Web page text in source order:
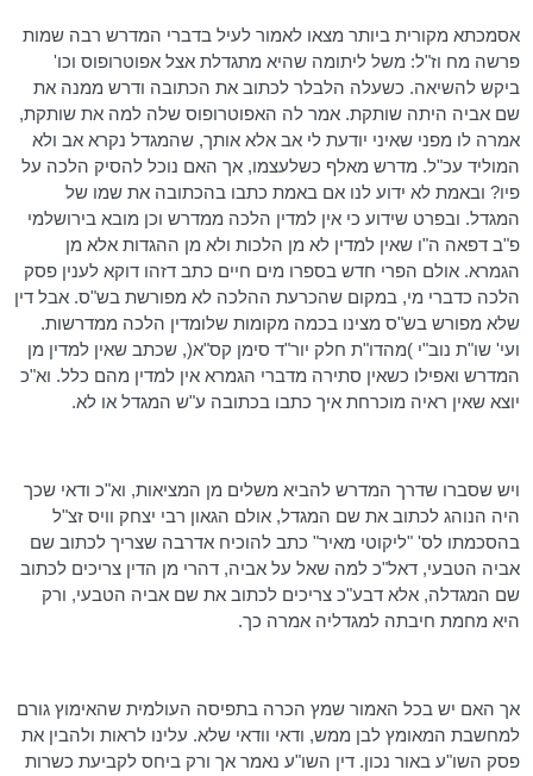
אסמכתא מקורית ביותר מצאו לאמור לעיל בדברי המדרש רבה שמות
פרשה מח וז"ל: משל ליתומה שהיא מתגדלת אצל אפוטרופוס וכו'
ביקש להשיאה. כשעלה הלבלר לכתוב את הכתובה ודרש ממנה את
שם אביה היתה שותקת. אמר לה האפוטרופוס שלה למה את שותקת,
אמרה לו מפני שאיני יודעת לי אב אלא אותך, שהמגדל נקרא אב ולא
המוליד עכ"ל. מדרש מאלף כשלעצמו, אך האם נוכל להסיק הלכה על
פיו? ובאמת לא ידוע לנו אם באמת כתבו בהכתובה את שמו של
המגדל. ובפרט שידוע כי אין למדין הלכה ממדרש וכן מובא בירושלמי
פ"בדפאה ה"ו שאין למדין לא מן הלכות ולא מן ההגדות אלא מן
הגמרא. אולם הפרי חדש בספרו מים חיים כתבדזהו דוקא לענין פסק
הלכה כדברי מי, במקום שהכרעת ההלכה לא מפורשת בש"ס. אבל דין
שלא מפורש בש"ס מצינו בכמה מקומותשלומדין הלכה ממדרשות.
ועי' שו"ת נוב"י )מהדו"ת חלק יור"ד סימן קס"א(, שכתב שאין למדין מן
המדרש ואפילו כשאין סתירה מדברי הגמרא אין למדין מהם כלל. וא"כ
יוצא שאין ראיה מוכרחת איך כתבו בכתובה ע"ש המגדל או לא.
ויש שסברו שדרך המדרש להביא משלים מן המציאות, וא"כ ודאי שכך
היה הנוהג לכתוב את שם המגדל, אולם הגאון רבי יצחק וויס זצ"ל
בהסכמתו לס' "ליקוטי מאיר" כתב להוכיח אדרבה שצריך לכתוב שם
אביה הטבעי,דאל"כ למה שאל על אביה, דהרי מן הדין צריכים לכתוב
שם המגדלה, אלאדבע"כ צריכים לכתוב את שם אביה הטבעי, ורק
היא מחמת חיבתה למגדליה אמרה כך.
אך האם יש בכל האמור שמץ הכרה בתפיסה העולמית שהאימוץ גורם
למחשבת המאומץ לבן ממש, ודאי וודאי שלא. עלינו לראות ולהבין את
פסק השו"ע באור נכון. דין השו"ע נאמר אך ורק ביחס לקביעת כשרות